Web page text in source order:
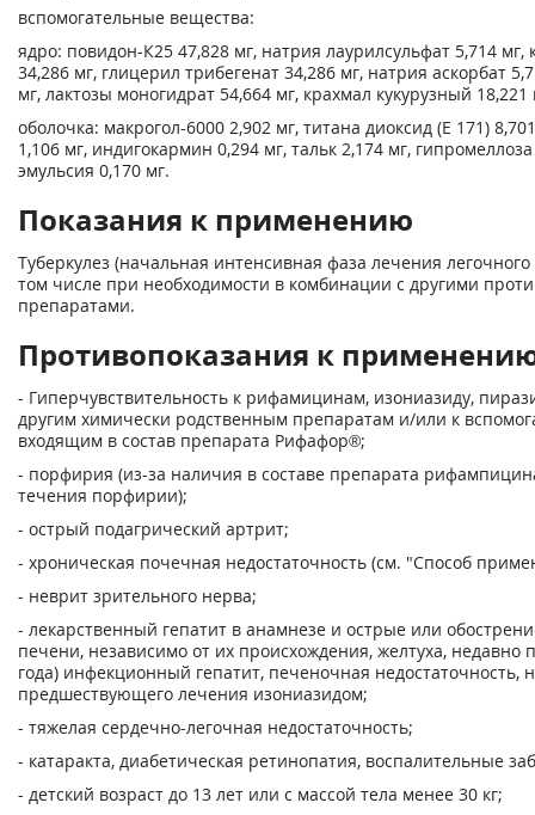
вспомогательные вещества:
ядро: повидон-К25 47,828 мг, натрия лаурилсульфат 5,714 мг,
34,286 мг, глицерил трибегенат 34,286 мг, натрия аскорбат
мг, лактозы моногидрат 54,664 мг, крахмал кукурузный 18,221
оболочка: макрогол-6000 2,902 мг, титана диоксид (Е 171)
1,106 мг, индигокармин 0,294 мг, тальк 2,174 мг,
эмульсия 0,170 мг.
Показания к применению
Туберкулез (начальная интенсивная фаза лечения
том числе при необходимости в комбинации с другими
препаратами.
Противопоказания к
- Гиперчувствительность к рифамицинам, изониазиду,
другим химически родственным препаратам и/или к
входящим в состав препарата Рифафор®;
- порфирия (из-за наличия в составе препарата
течения порфирии);
- острый подагрический артрит;
- хроническая почечная недостаточность (см. "Способ
- неврит зрительного нерва;
- лекарственный гепатит в анамнезе и острые или
печени, независимо от их происхождения, желтуха, недавно
года) инфекционный гепатит, печеночная
предшествующего лечения изониазидом;
- тяжелая сердечно-легочная недостаточность;
- катаракта, диабетическая ретинопатия, воспалительные
- детский возраст до 13 лет или с массой тела менее 30 кг;